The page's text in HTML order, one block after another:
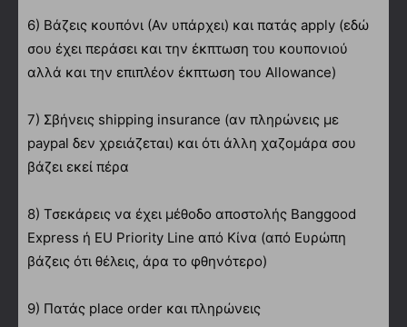
6) Βάζεις κουπόνι (Αν υπάρχει) και πατάς apply (εδώ
σου έχει περάσει και την έκπτωση του κουπονιού
αλλά και την επιπλέον έκπτωση του Allowance)
7) Σβήνεις shipping insurance (αν πληρώνεις με
paypal δεν χρειάζεται) και ότι άλλη χαζομάρα σου
βάζει εκεί πέρα
8) Τσεκάρεις να έχει μέθοδο αποστολής Banggood
Express ή EU Priority Line από Κίνα (από Ευρώπη
βάζεις ότι θέλεις, άρα το φθηνότερο)
9) Πατάς place order και πληρώνεις